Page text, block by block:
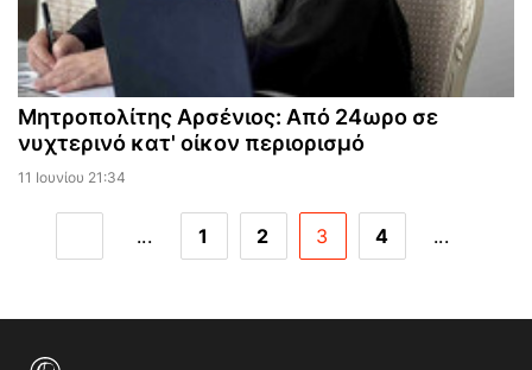
Μητροπολίτης Αρσένιος: Από 24ωρο σε
νυχτερινό κατ' οίκον περιορισμό
11 Ιουνίου 21:34
... 1 2 3 4 ...